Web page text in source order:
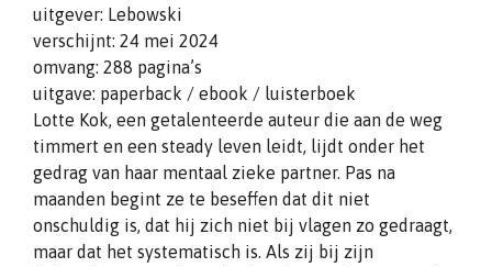
uitgever: Lebowski
verschijnt: 24 mei 2024
omvang: 288 pagina’s
uitgave: paperback / ebook / luisterboek
Lotte Kok, een getalenteerde auteur die aan de weg
timmert en een steady leven leidt, lijdt onder het
gedrag van haar mentaal zieke partner. Pas na
maanden begint ze te beseffen dat dit niet
onschuldig is, dat hij zich niet bij vlagen zo gedraagt,
maar dat het systematisch is. Als zij bij zijn